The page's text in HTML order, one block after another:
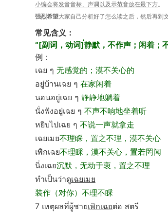
小编会将发音音标、声调以及示范音放在最下方。
强烈希望大家自己分析好了怎么读之后，然后再到
常见含义：
“[副词，动词]่静默，不作声；闲着；
例：
เฉย ๆ 无感觉的；漠不关心的
อยู่บ้านเฉย ๆ 在家闲着
นอนอยู่เฉย ๆ 静静地躺着
นั่งฟังอยู่เฉย ๆ 不声不响地坐着听
หยิบไปเฉย ๆ 不说一声就拿走
เฉยเมย不理睬，置之不理，漠不关心
เพิกเฉย不理睬，漠不关心，置若罔闻
นิ่งเฉย沉默，无动于衷，置之不理
ทำเป็นว่าดูเฉยเมย
装作（对你）不理不睬
7 เหตุผลที่ผู้ชายเพิกเฉยต่อ สตรี